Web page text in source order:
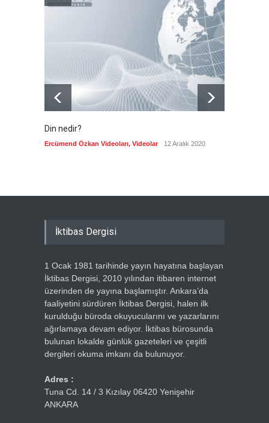
Ahmet Hamdi Akseki'de Din
ve Devlet, Hilafet ve
Güncel Yakup Döğer,
YAZARLAR
6 Ağustos 2026
Din nedir?
Ercümend Özkan Videoları, Videolar 12 Aralık 2020
İktibas Dergisi
1 Ocak 1981 tarihinde yayın hayatına başlayan
İktibas Dergisi, 2010 yılından itibaren internet
üzerinden de yayına başlamıştır. Ankara’da
faaliyetini sürdüren İktibas Dergisi, halen ilk
kurulduğu büroda okuyucularını ve yazarlarını
ağırlamaya devam ediyor. İktibas bürosunda
bulunan lokalde günlük gazeteleri ve çeşitli
dergileri okuma imkanı da bulunuyor.
Adres :
Tuna Cd. 14 / 3 Kızılay 06420 Yenişehir
ANKARA